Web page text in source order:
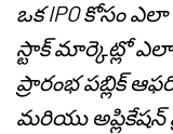
ఒక IPO కోసం
స్టాక్ మార్కెట్లో ఎలా
ప్రారంభ పబ్లిక్
మరియు అప్లికేషన్